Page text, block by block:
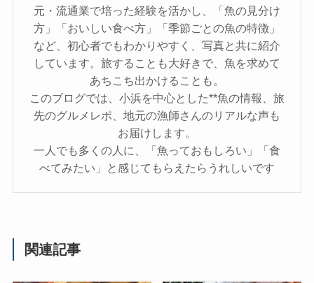
元・流通業で培った経験を活かし、「魚の見分け
方」「おいしい食べ方」「季節ごとの魚の特徴」
など、初心者でもわかりやすく、写真と共に紹介
しています。旅することも大好きで、魚を求めて
あちこち出かけることも。
このブログでは、小浜を中心とした**魚の情報、旅
先のグルメレポ、地元の漁師さんのリアルな声も
お届けします。
一人でも多くの人に、「魚っておもしろい」「食
べてみたい」と感じてもらえたらうれしいです
関連記事